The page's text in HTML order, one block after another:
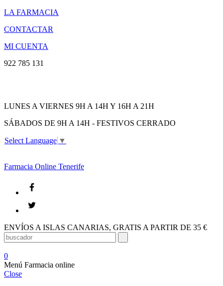
LA FARMACIA
CONTACTAR
MI CUENTA
922 785 131
LUNES A VIERNES 9H A 14H Y 16H A 21H
SÁBADOS DE 9H A 14H - FESTIVOS CERRADO
Select Language ▼
Farmacia Online Tenerife
ENVÍOS A ISLAS CANARIAS, GRATIS A PARTIR DE 35 €
0
Menú Farmacia online
Close